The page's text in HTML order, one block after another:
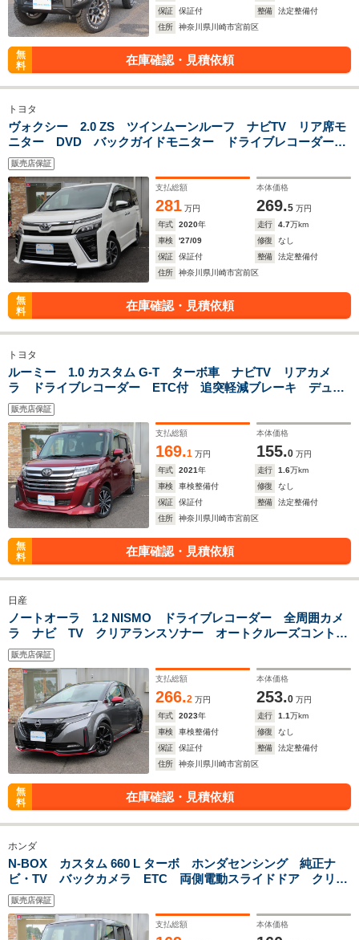
保証
保証付 整備
法定整備付
住所
神奈川県川崎市宮前区
無
料
在庫確認・見積依頼
トヨタ
ヴォクシー 2.0 ZS ツインムーンルーフ ナビTV リア席モ
ニター DVD バックガイドモニター ドライブレコーダー装
着車 リアクーラー 左右パワースライド 衝突回避支援 衝
突安全ボディ i-STOP ハイビームアシスト
販売店保証
支払総額
281 万円
本体価格
269.5 万円
年式
2020年 走行 4.7万km
車検
'27/09 修復
なし
保証
保証付 整備
法定整備付
住所
神奈川県川崎市宮前区
無
料
在庫確認・見積依頼
トヨタ
ルーミー 1.0 カスタム G-T ターボ車 ナビTV リアカメ
ラ ドライブレコーダー ETC付 追突軽減ブレーキ デュア
ルパワースライドドア 追従型クルコン BLUETOOTH LED
ライト スマートキー アルミホイール
販売店保証
支払総額
169.1 万円
本体価格
155.0 万円
年式
2021年 走行 1.6万km
車検
車検整備付 修復
なし
保証
保証付 整備
法定整備付
住所
神奈川県川崎市宮前区
無
料
在庫確認・見積依頼
日産
ノートオーラ 1.2 NISMO ドライブレコーダー 全周囲カメ
ラ ナビ TV クリアランスソナー オートクルーズコントロ
ール 衝突被害軽減システム アルミホイール オートマチッ
クハイビーム オートライト LEDヘッドランプ
販売店保証
支払総額
266.2 万円
本体価格
253.0 万円
年式
2023年 走行 1.1万km
車検
車検整備付 修復
なし
保証
保証付 整備
法定整備付
住所
神奈川県川崎市宮前区
無
料
在庫確認・見積依頼
ホンダ
N-BOX カスタム 660 L ターボ ホンダセンシング 純正ナ
ビ・TV バックカメラ ETC 両側電動スライドドア クリア
ランスソナー オートクルーズコントロール レーンアシス
ト 衝突被害軽減システム LEDヘッドランプ スマートキー
販売店保証
支払総額 本体価格